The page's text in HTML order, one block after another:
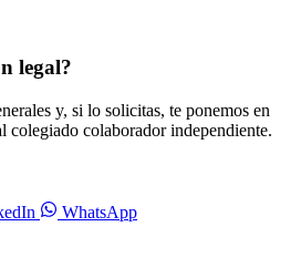
legal?
y, si lo solicitas, te ponemos en
colegiado colaborador independiente.
WhatsApp